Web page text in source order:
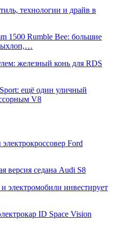
технологии и драйв в
1500 Rumble Bee: большие
железный конь для RDS
ещё один уличный
V8
Ford
версия седана Audi S8
электромобили инвестирует
ID Space Vision